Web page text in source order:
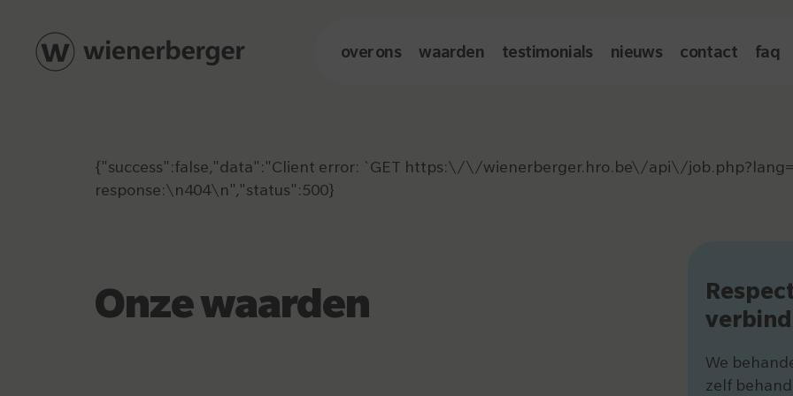
over ons waarden testimonials nieuws contact faq
{"success":false,"data":"Client error: `GET https:\/\/wienerberger.hro.be\/api\/
response:\n404\n","status":500}
Onze waarden
We
zelf